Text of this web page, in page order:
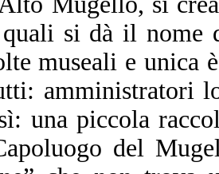
si dà il nome
museali e unica
amministratori
una piccola
del